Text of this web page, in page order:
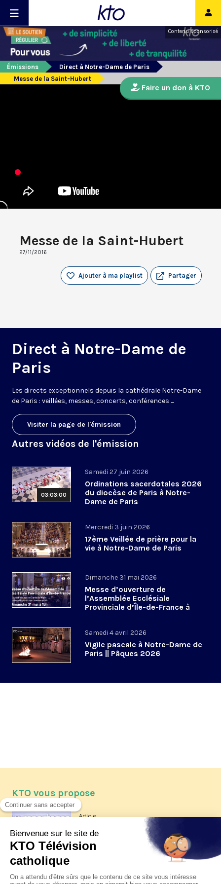
Contenu sponsorisé
Émissions
Direct à Notre-Dame de Paris
Messe de la Saint-Hubert
Messe de la Saint-Hubert
27/11/2016
Partager
Ajouter à ma playlist
Direct à Notre-Dame de
Paris
Les directs exceptionnels depuis la cathédrale Notre-Dame
de Paris : veillées, messes, concerts, conférences ...
Visiter la page de l'émission
Autres vidéos de l'émission
03:03:00
Samedi 27 juin 2026
Ordinations sacerdotales 2026
du diocèse de Paris à Notre-
Dame de Paris
Mercredi 3 juin 2026
17ème Veillée de prière pour la
vie à Notre-Dame de Paris
Dimanche 31 mai 2026
Messe d’ouverture de
l’Assemblée Ecclésiale
Provinciale d’Île-de-France à
Samedi 4 avril 2026
Vigile pascale à Notre-Dame de
Paris || Pâques 2026
Faire un don à KTO
KTO vous propose
Article
Les reportages d'été 2026 de KTO
La visite pastorale du pape Léon
XIV à Assise à suivre sur KTO le